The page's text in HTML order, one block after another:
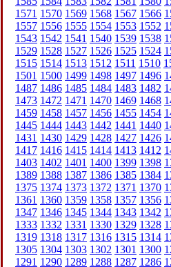
1571 1570 1569 1568 1567 1566
1557 1556 1555 1554 1553 1552
1543 1542 1541 1540 1539 1538
1529 1528 1527 1526 1525 1524
1515 1514 1513 1512 1511 1510
1501 1500 1499 1498 1497 1496
1487 1486 1485 1484 1483 1482
1473 1472 1471 1470 1469 1468
1459 1458 1457 1456 1455 1454
1445 1444 1443 1442 1441 1440
1431 1430 1429 1428 1427 1426
1417 1416 1415 1414 1413 1412
1403 1402 1401 1400 1399 1398
1389 1388 1387 1386 1385 1384
1375 1374 1373 1372 1371 1370
1361 1360 1359 1358 1357 1356
1347 1346 1345 1344 1343 1342
1333 1332 1331 1330 1329 1328
1319 1318 1317 1316 1315 1314
1305 1304 1303 1302 1301 1300
1291 1290 1289 1288 1287 1286